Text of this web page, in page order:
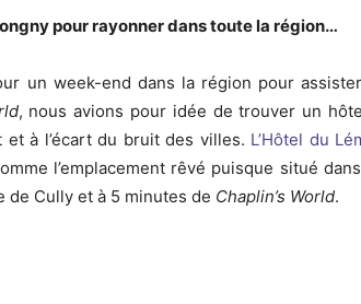
pour rayonner dans toute la région…
un week-end dans la région pour
, nous avions pour idée de trouver un
et à l’écart du bruit des villes. L’Hôtel du
l’emplacement rêvé puisque situé
de Cully et à 5 minutes de Chaplin’s World.